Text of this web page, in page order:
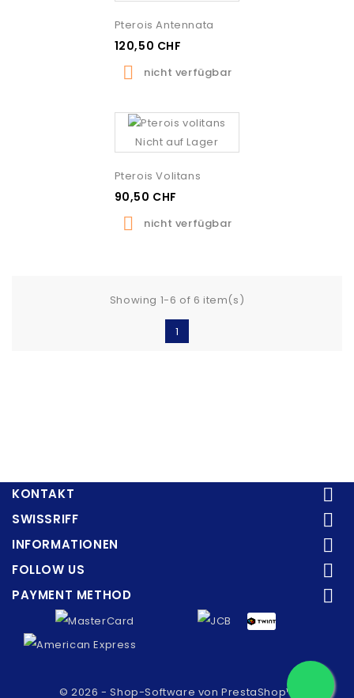
Pterois Antennata
120,50 CHF
 nicht verfügbar
Nicht auf Lager
Pterois Volitans
90,50 CHF
 nicht verfügbar
Showing 1-6 of 6 item(s)
1
KONTAKT 
SWISSRIFF 
INFORMATIONEN 
FOLLOW US 
PAYMENT METHOD 
© 2026 - Shop-Software von PrestaShop™